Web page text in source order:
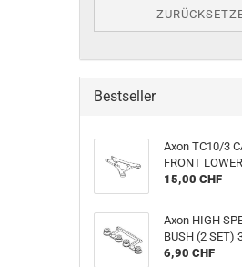
Bestseller
Axon TC10/3
FRONT
15,00 CHF
Axon HIGH
BUSH (2 SET)
6,90 CHF